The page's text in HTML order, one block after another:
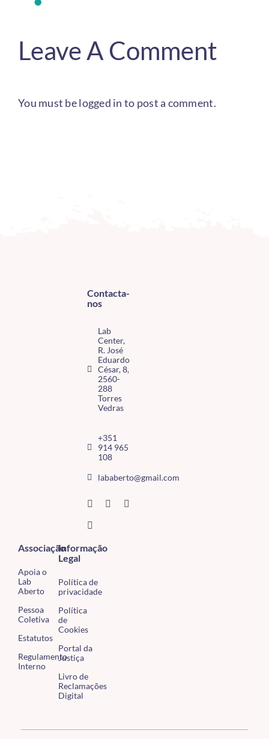
Leave A Comment
You must belogged in to post a comment.
Contacta-
nos
Lab
Center,
R. José
Eduardo
César, 8,
2560-
288
Torres
Vedras
+351
914 965
108
lababerto@gmail.com
Associação
Apoia o
Lab
Aberto
Pessoa
Coletiva
Estatutos
Regulamento
Interno
Informação
Legal
Política de
privacidade
Política
de
Cookies
Portal da
Justiça
Livro de
Reclamações
Digital